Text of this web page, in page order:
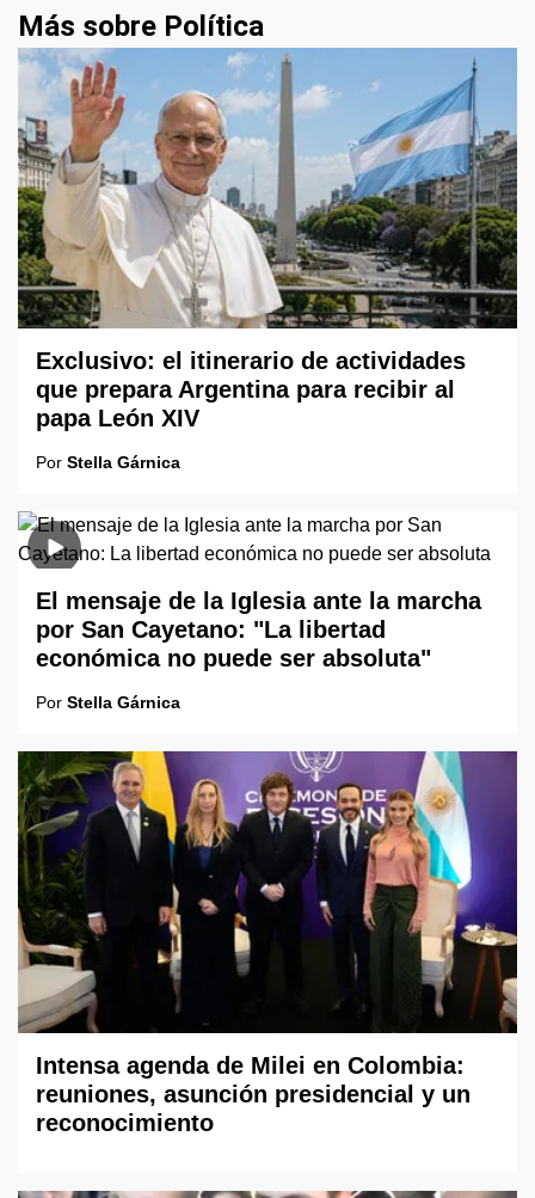
Más sobre Política
Exclusivo: el itinerario de actividades
que prepara Argentina para recibir al
papa León XIV
Por Stella Gárnica
El mensaje de la Iglesia ante la marcha
por San Cayetano: "La libertad
económica no puede ser absoluta"
Por Stella Gárnica
Intensa agenda de Milei en Colombia:
reuniones, asunción presidencial y un
reconocimiento